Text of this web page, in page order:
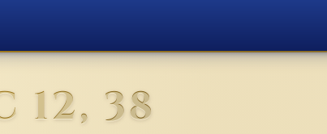
12, 38